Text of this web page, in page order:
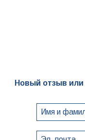
Новый отзыв